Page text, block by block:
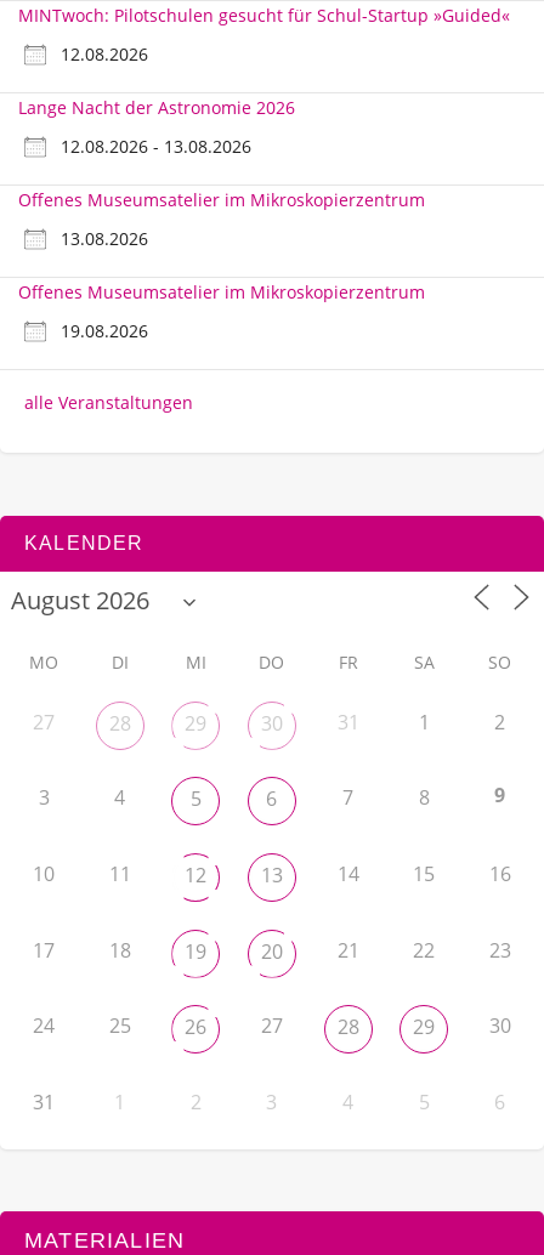
MINTwoch: Pilotschulen gesucht für Schul-Startup »Guided«
12.08.2026
Lange Nacht der Astronomie 2026
12.08.2026 - 13.08.2026
Offenes Museumsatelier im Mikroskopierzentrum
13.08.2026
Offenes Museumsatelier im Mikroskopierzentrum
19.08.2026
alle Veranstaltungen
KALENDER
MO DI MI DO FR SA SO
27 28 29 30 31 1 2
3 4 5 6 7 8 9
10 11 12 13 14 15 16
17 18 19 20 21 22 23
24 25 26 27 28 29 30
31 1 2 3 4 5 6
MATERIALIEN